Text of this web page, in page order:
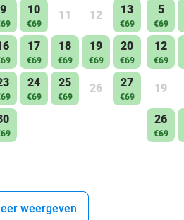
9 10
€69
11 12 13
€69
17
€69
18
€69
19
€69
20
€69
24
€69
25
€69
26 27
€69
5
€69
12
€69
19
26
€69
weergeven